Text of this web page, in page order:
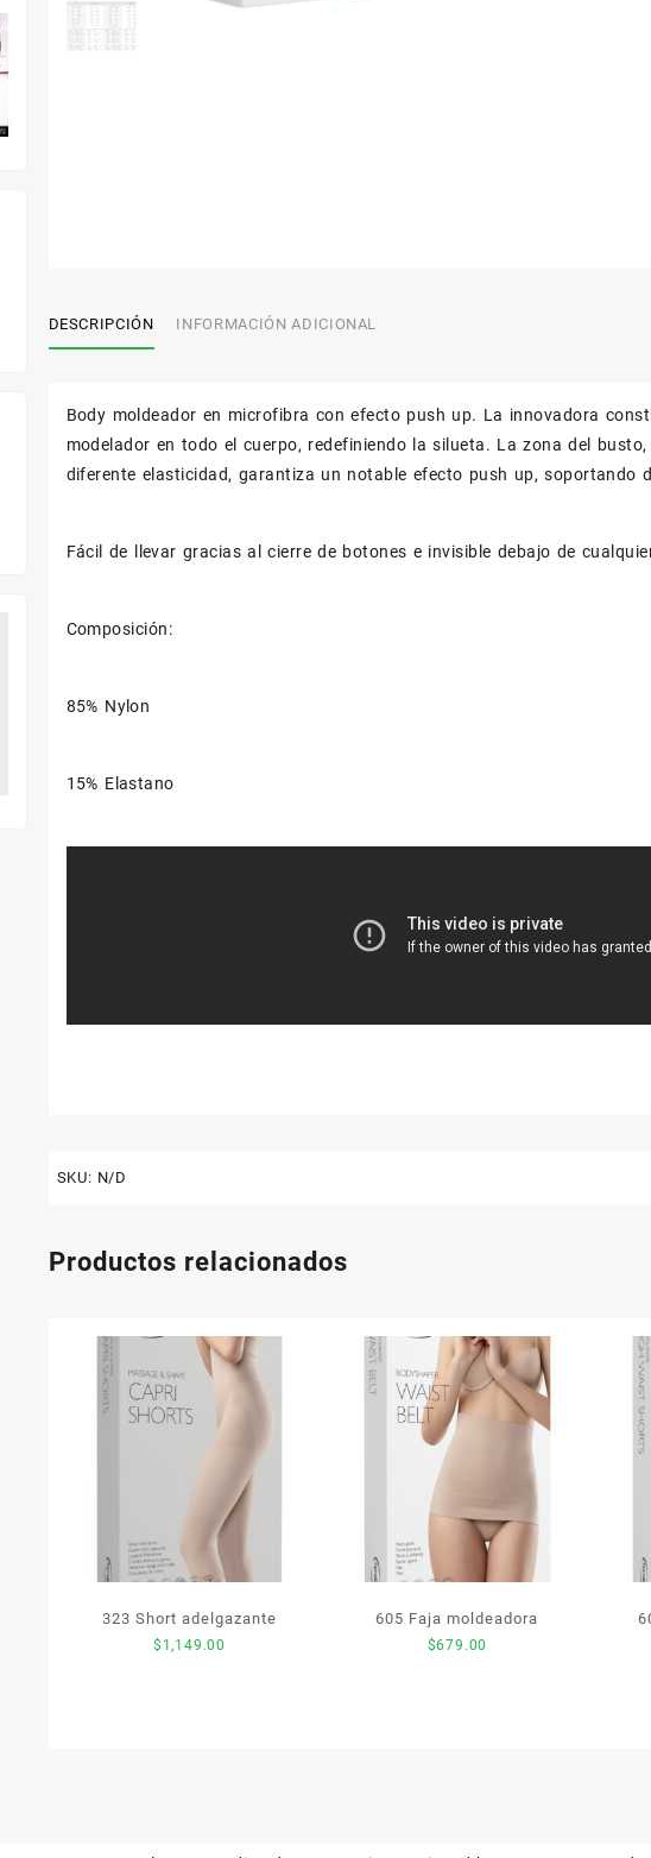
DESCRIPCIÓN INFORMACIÓN ADICIONAL
Body moldeador en microfibra con efecto push up. La innovadora
modelador en todo el cuerpo, redefiniendo la silueta. La zona del
diferente elasticidad, garantiza un notable efecto push up, soportando
Fácil de llevar gracias al cierre de botones e invisible debajo de
Composición:
85% Nylon
15% Elastano
SKU: N/D
Productos relacionados
323 Short adelgazante
$ 1,149.00
605 Faja moldeadora
$679.00